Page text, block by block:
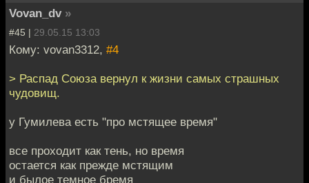
Vovan_dv »
#45 | 29.05.15 13:03
Кому: vovan3312, #4
> Распад Союза вернул к жизни самых страшных
чудовищ.
у Гумилева есть "про мстящее время"
все проходит как тень, но время
остается как прежде мстящим
и былое темное бремя